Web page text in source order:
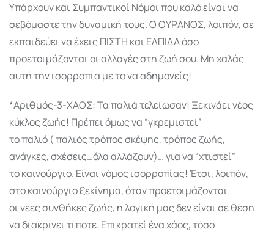
Υπάρχουν και Συμπαντικοί Νόμοι που καλό είναι να
σεβόμαστε την δυναμική τους. Ο ΟΥΡΑΝΟΣ, λοιπόν, σε
εκπαιδεύει να έχεις ΠΙΣΤΗ και ΕΛΠΙΔΑ όσο
προετοιμάζονται οι αλλαγές στη ζωή σου. Μη χαλάς
αυτή την ισορροπία με το να αδημονείς!
*Αριθμός-3-ΧΑΟΣ: Τα παλιά τελείωσαν! Ξεκινάει νέος
κύκλος ζωής! Πρέπει όμως να “γκρεμιστεί”
το παλιό ( παλιός τρόπος σκέψης, τρόπος ζωής,
ανάγκες, σχέσεις…όλα αλλάζουν)… για να “χτιστεί”
το καινούργιο. Είναι νόμος ισορροπίας! Έτσι, λοιπόν,
στο καινούργιο ξεκίνημα, όταν προετοιμάζονται
οι νέες συνθήκες ζωής, η λογική μας δεν είναι σε θέση
να διακρίνει τίποτε. Επικρατεί ένα χάος, τόσο